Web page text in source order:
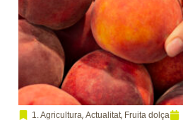
1. Agricultura, Actualitat, Fruita dolça